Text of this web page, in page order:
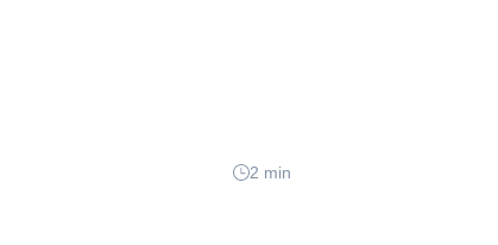
2 min